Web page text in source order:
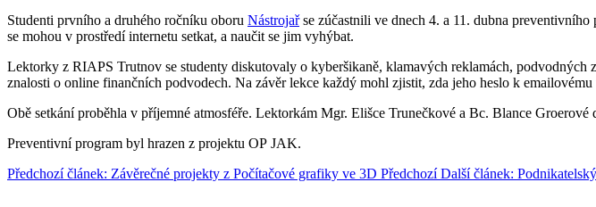
Studenti prvního a druhého ročníku oboru Nástrojařse zúčastnili ve dnech 4. a 11. dubna
se mohou v prostředí internetu setkat, a naučit se jim vyhýbat.
Lektorky z RIAPS Trutnov se studenty diskutovaly o kyberšikaně, klamavých reklamách,
znalosti o online finančních podvodech. Na závěr lekce každý mohl zjistit, zda jeho heslo k
Obě setkání proběhla v příjemné atmosféře. Lektorkám Mgr. Elišce Trunečkové a Bc. Blance Groerové
Preventivní program byl hrazen z projektu OP JAK.
Předchozí článek: Závěrečné projekty z Počítačové grafiky ve 3D Předchozí Další článek: